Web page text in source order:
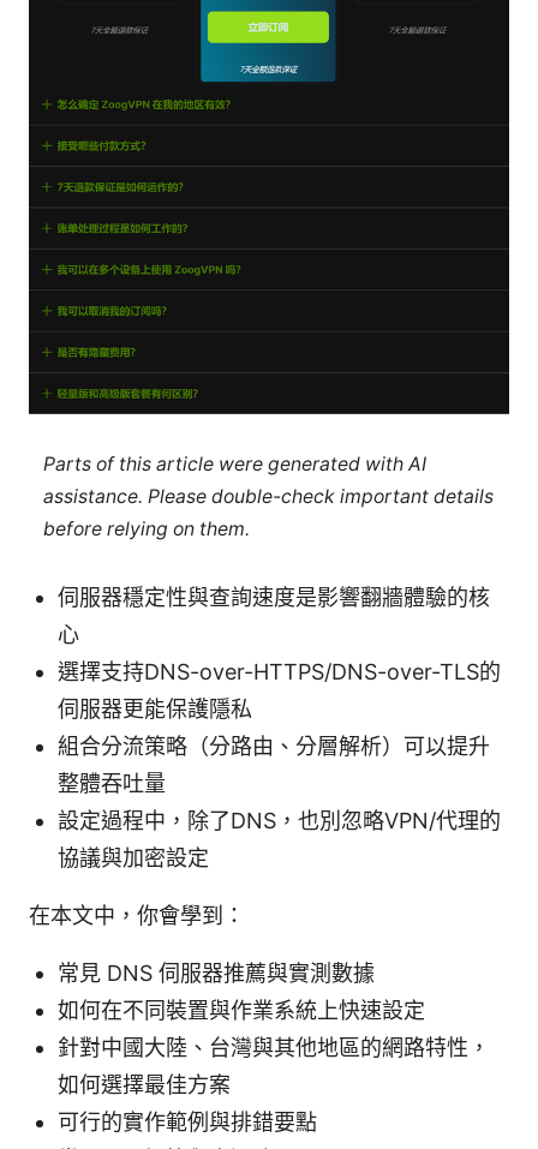
Parts of this article were generated with AI
assistance. Please double-check important details
before relying on them.
伺服器穩定性與查詢速度是影響翻牆體驗的核
心
選擇支持DNS-over-HTTPS/DNS-over-TLS的
伺服器更能保護隱私
組合分流策略（分路由、分層解析）可以提升
整體吞吐量
設定過程中，除了DNS，也別忽略VPN/代理的
協議與加密設定
在本文中，你會學到：
常見 DNS 伺服器推薦與實測數據
如何在不同裝置與作業系統上快速設定
針對中國大陸、台灣與其他地區的網路特性，
如何選擇最佳方案
可行的實作範例與排錯要點